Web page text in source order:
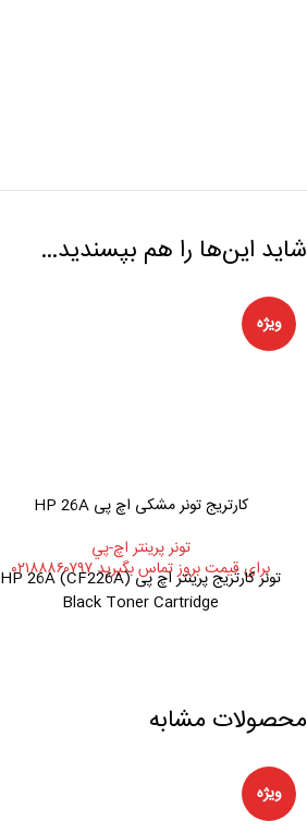
شاید این‌ها را هم بپسندید…
ویژه
کارتریج تونر مشکی اچ پی HP 26A
تونر پرينتر اچ-پي
برای قیمت بروز تماس بگیرید ۰۲۱۸۸۸۶۰۷۹۷تونر کارتریج پرینتر اچ پی HP 26A (CF226A)
Black Toner Cartridge
محصولات مشابه
ویژه